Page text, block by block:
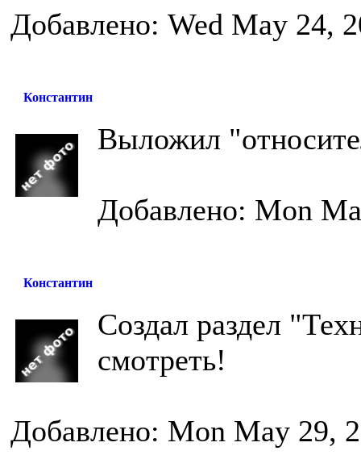
Добавлено: Wed May 24,
Константин
Выложил
Добавлено: Mon
Константин
Создал раздел
смотреть!
Добавлено: Mon May 29,